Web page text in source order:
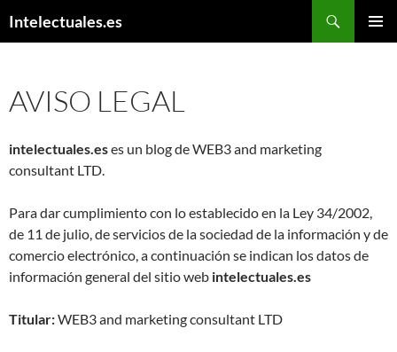
Intelectuales.es
AVISO LEGAL
intelectuales.eses un blog de WEB3 and marketing
consultant LTD.
Para dar cumplimiento con lo establecido en la Ley 34/2002,
de 11 de julio, de servicios de la sociedad de la información y de
comercio electrónico, a continuación se indican los datos de
información general del sitio web intelectuales.es
Titular:WEB3 and marketing consultant LTD